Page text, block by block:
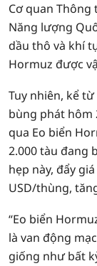
Cơ quan Thông
Năng lượng
dầu thô và khí
Hormuz được
Tuy nhiên, kể
bùng phát hôm
qua Eo biển
2.000 tàu đang
hẹp này, đẩy
USD/thùng,
“Eo biển
là van động
giống như bất